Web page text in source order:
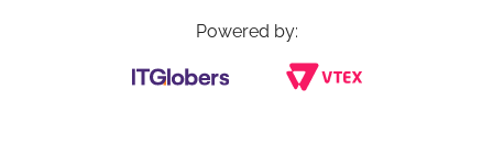
Powered by: